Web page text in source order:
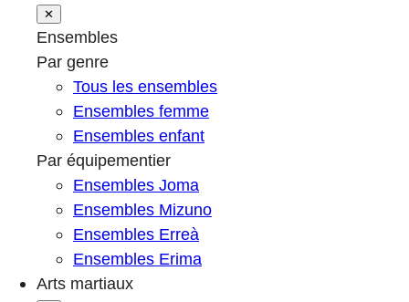
✕
Ensembles
Par genre
Tous les ensembles
Ensembles femme
Ensembles enfant
Par équipementier
Ensembles Joma
Ensembles Mizuno
Ensembles Erreà
Ensembles Erima
Arts martiaux